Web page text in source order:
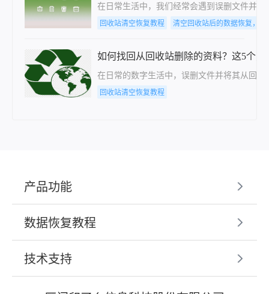
在日常生活中，我们经常会遇到误删文件并
回收站清空恢复教程 清空回收站后的数据恢复，只
如何找回从回收站删除的资料？这5个方
在日常的数字生活中，误删文件并将其从回
回收站清空恢复教程
产品功能
数据恢复教程
技术支持